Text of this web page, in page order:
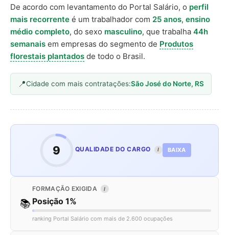
De acordo com levantamento do Portal Salário, o perfil
mais recorrente é um trabalhador com 25 anos, ensino
médio completo, do sexo masculino, que trabalha 44h
semanais em empresas do segmento de Produtos
florestais plantados de todo o Brasil.
Cidade com mais contratações:São José do Norte, RS
9 QUALIDADE DO CARGO I BAIXA
📚
FORMAÇÃO EXIGIDA I
Posição 1%
ranking Portal Salário com mais de 2.600 ocupações